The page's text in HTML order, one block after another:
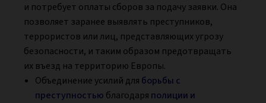
и потребует оплаты сборов за подачу заявки. Она
позволяет заранее выявлять преступников,
террористов или лиц, представляющих угрозу
безопасности, и таким образом предотвращать
их въезд на территорию Европы.
Объединение усилий для борьбы с
преступностью благодаря полиции и